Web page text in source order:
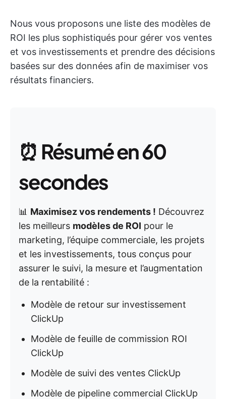
Nous vous proposons une liste des modèles de
ROI les plus sophistiqués pour gérer vos ventes
et vos investissements et prendre des décisions
basées sur des données afin de maximiser vos
résultats financiers.
⏰ Résumé en 60
secondes
📊 Maximisez vos rendements ! Découvrez
les meilleurs modèles de ROI pour le
marketing, l’équipe commerciale, les projets
et les investissements, tous conçus pour
assurer le suivi, la mesure et l’augmentation
de la rentabilité :
Modèle de retour sur investissement
ClickUp
Modèle de feuille de commission ROI
ClickUp
Modèle de suivi des ventes ClickUp
Modèle de pipeline commercial ClickUp